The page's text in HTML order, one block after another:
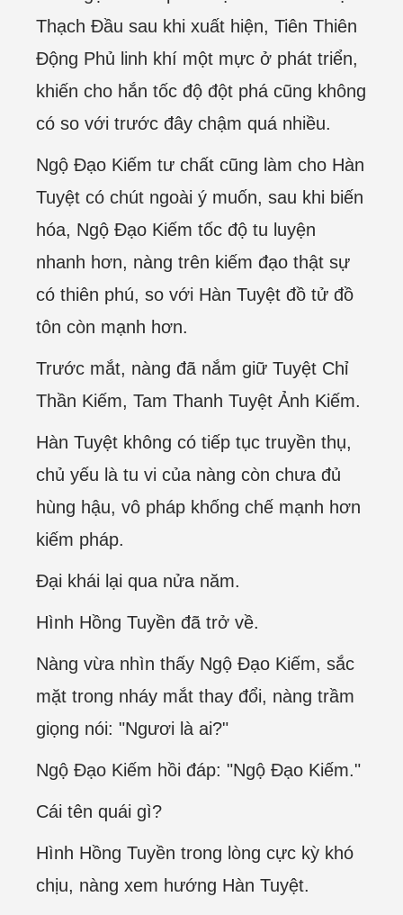
Thạch Đầu sau khi xuất hiện, Tiên Thiên
Động Phủ linh khí một mực ở phát triển,
khiến cho hắn tốc độ đột phá cũng không
có so với trước đây chậm quá nhiều.
Ngộ Đạo Kiếm tư chất cũng làm cho Hàn
Tuyệt có chút ngoài ý muốn, sau khi biến
hóa, Ngộ Đạo Kiếm tốc độ tu luyện
nhanh hơn, nàng trên kiếm đạo thật sự
có thiên phú, so với Hàn Tuyệt đồ tử đồ
tôn còn mạnh hơn.
Trước mắt, nàng đã nắm giữ Tuyệt Chỉ
Thần Kiếm, Tam Thanh Tuyệt Ảnh Kiếm.
Hàn Tuyệt không có tiếp tục truyền thụ,
chủ yếu là tu vi của nàng còn chưa đủ
hùng hậu, vô pháp khống chế mạnh hơn
kiếm pháp.
Đại khái lại qua nửa năm.
Hình Hồng Tuyền đã trở về.
Nàng vừa nhìn thấy Ngộ Đạo Kiếm, sắc
mặt trong nháy mắt thay đổi, nàng trầm
giọng nói: "Ngươi là ai?"
Ngộ Đạo Kiếm hồi đáp: "Ngộ Đạo Kiếm."
Cái tên quái gì?
Hình Hồng Tuyền trong lòng cực kỳ khó
chịu, nàng xem hướng Hàn Tuyệt.